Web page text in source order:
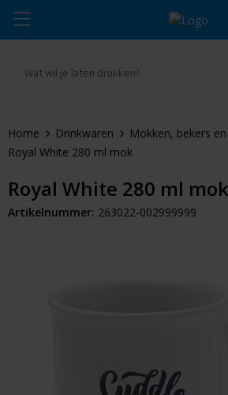
Drinkwaren
Tassen & Reizen
Huis & Lifestyle
Alle promosnoepje
Zomer
Kerst
Thule
Alle merken
Home Drinkwaren Mokken, bekers
Royal White 280 ml mok
Royal White 280 ml mok
Artikelnummer: 263022-002999999